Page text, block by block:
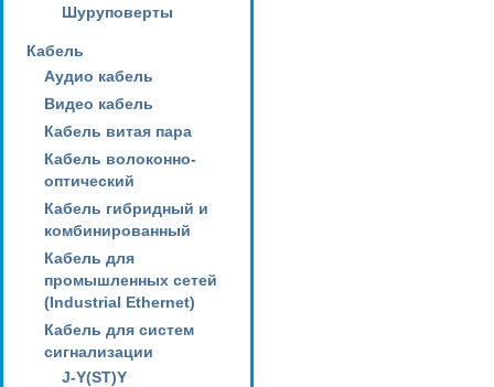
Шуруповерты
Кабель
Аудио кабель
Видео кабель
Кабель витая пара
Кабель волоконно-
оптический
Кабель гибридный и
комбинированный
Кабель для
промышленных сетей
(Industrial Ethernet)
Кабель для систем
сигнализации
J-Y(ST)Y